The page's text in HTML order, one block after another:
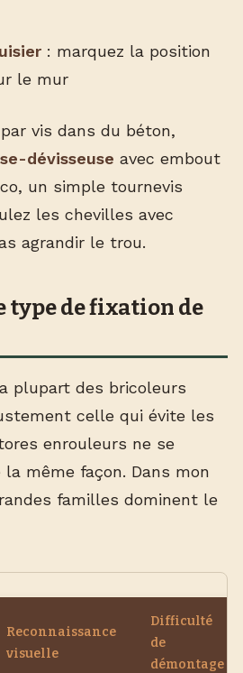
: marquez la position
le mur
vis dans du béton,
dévisseuse avec embout
un simple tournevis
les chevilles avec
agrandir le trou.
de fixation de
plupart des bricoleurs
celle qui évite les
enrouleurs ne se
même façon. Dans mon
familles dominent le
Reconnaissance
visuelle
Difficulté
de
démontage